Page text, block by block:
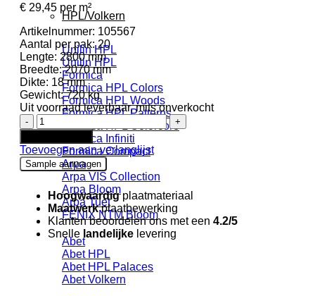
HPL/Volkern
Unilin HPL
Unilin HPL
Formica
Formica HPL Colors
Formica HPL Woods
Formica HPL Patterns
Formica HPL Colorcore
Formica Infiniti
Formica Compact
Arpa
Arpa VIS Collection
Arpa Bloom
Arpa Tuet
FENIX NTM Bloom
Abet
Abet HPL
Abet HPL Palaces
Abet Volkern
€ 29,45 per m²
Artikelnummer: 105567
Aantal per pak: 20
Lengte: 2800 mm
Breedte: 2070 mm
Dikte: 18 mm
Gewicht: 720 kg
Uit voorraad leverbaar, mits onverkocht
Unilin
spaanplaat
0U313
BST
Peacock's
green
70%
PEFC
gecert.
aantal
Toevoegen aan verlanglijst
Sample aanvragen
Hoogwaardigplaatmateriaal
Maatwerkplaatbewerking
Klanten beoordelen ons met een 4.2/5
Snelle landelijke levering